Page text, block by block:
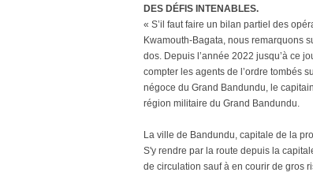
DES DÉFIS INTENABLES.
« S’il faut faire un bilan partiel des
Kwamouth-Bagata, nous remarquons
dos. Depuis l’année 2022 jusqu’à ce
compter les agents de l’ordre tombés
négoce du Grand Bandundu, le
région militaire du Grand Bandundu.
La ville de Bandundu, capitale de la
S'y rendre par la route depuis la
de circulation sauf à en courir de gros